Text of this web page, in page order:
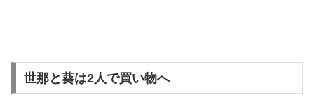
世那と葵は2人で買い物へ